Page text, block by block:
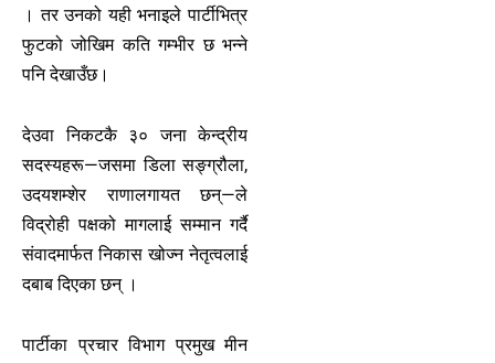
। तर उनको यही भनाइले पार्टीभित्र
फुटको जोखिम कति गम्भीर छ भन्ने
पनि देखाउँछ।
देउवा निकटकै ३० जना केन्द्रीय
सदस्यहरू—जसमा डिला सङ्ग्रौला,
उदयशम्शेर राणालगायत छन्—ले
विद्रोही पक्षको मागलाई सम्मान गर्दै
संवादमार्फत निकास खोज्न नेतृत्वलाई
दबाब दिएका छन् ।
पार्टीका प्रचार विभाग प्रमुख मीन